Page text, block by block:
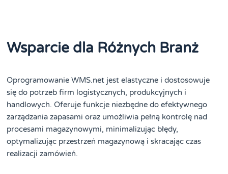
Wsparcie dla Różnych Branż
Oprogramowanie WMS.net jest elastyczne i dostosowuje
się do potrzeb firm logistycznych, produkcyjnych i
handlowych. Oferuje funkcje niezbędne do efektywnego
zarządzania zapasami oraz umożliwia pełną kontrolę nad
procesami magazynowymi, minimalizując błędy,
optymalizując przestrzeń magazynową i skracając czas
realizacji zamówień​​.